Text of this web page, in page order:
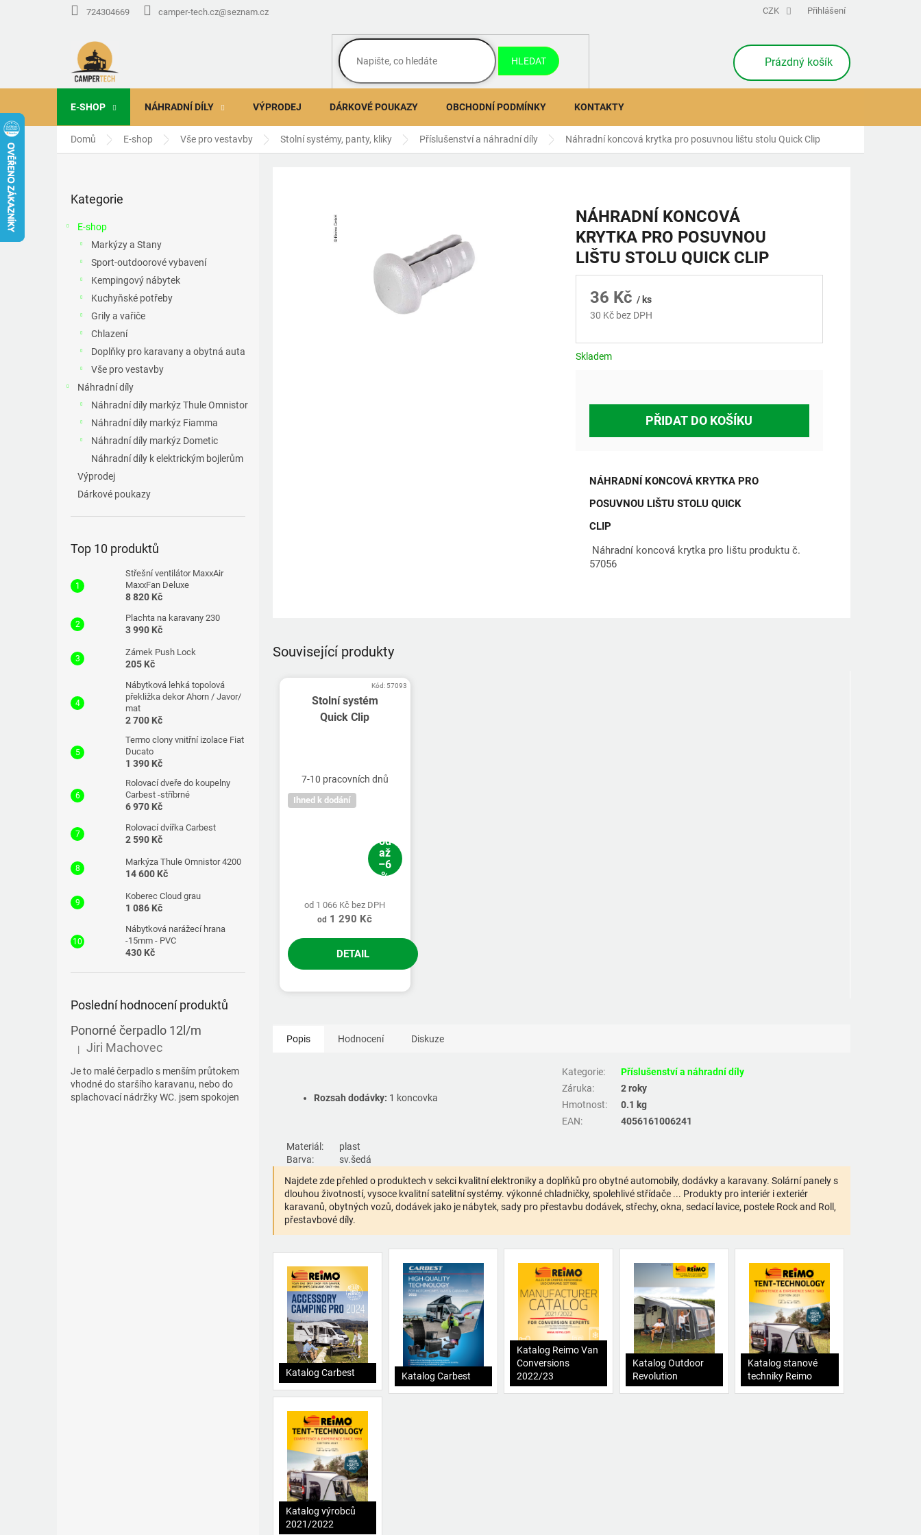
724304669 camper-tech.cz@seznam.cz CZK Přihlášení
HLEDAT
NÁKUPNÍ
KOŠÍK
Prázdný košík
E-SHOP NÁHRADNÍ DÍLY VÝPRODEJ DÁRKOVÉ POUKAZY OBCHODNÍ PODMÍNKY KONTAKTY
Domů E-shop Vše pro vestavby Stolní systémy, panty, kliky Příslušenství a náhradní díly Náhradní koncová krytka pro posuvnou lištu stolu Quick Clip
kategorie
Kategorie
E-shop
Markýzy a Stany
Sport-outdoorové vybavení
Kempingový nábytek
Kuchyňské potřeby
Grily a vařiče
Chlazení
Doplňky pro karavany a obytná auta
Vše pro vestavby
Náhradní díly
Náhradní díly markýz Thule Omnistor
Náhradní díly markýz Fiamma
Náhradní díly markýz Dometic
Náhradní díly k elektrickým bojlerům
Výprodej
Dárkové poukazy
Top 10 produktů
Střešní ventilátor MaxxAir
MaxxFan Deluxe
8 820 Kč
Plachta na karavany 230
3 990 Kč
Zámek Push Lock
205 Kč
Nábytková lehká topolová
překližka dekor Ahorn / Javor/
mat
2 700 Kč
Termo clony vnitřní izolace Fiat
Ducato
1 390 Kč
Rolovací dveře do koupelny
Carbest -stříbrné
6 970 Kč
Rolovací dvířka Carbest
2 590 Kč
Markýza Thule Omnistor 4200
14 600 Kč
Koberec Cloud grau
1 086 Kč
Nábytková narážecí hrana
-15mm - PVC
430 Kč
Poslední hodnocení produktů
Ponorné čerpadlo 12l/m
Hodnocení produktu je 5 z 5 hvězdiček.
| Jiri Machovec
Je to malé čerpadlo s menším průtokem
vhodné do staršího karavanu, nebo do
splachovací nádržky WC. jsem spokojen
NÁHRADNÍ KONCOVÁ
KRYTKA PRO POSUVNOU
LIŠTU STOLU QUICK CLIP
36 Kč / ks
30 Kč bez DPH
Skladem
PŘIDAT DO KOŠÍKU
NÁHRADNÍ KONCOVÁ KRYTKA PRO
POSUVNOU LIŠTU STOLU QUICK
CLIP
Náhradní koncová krytka pro lištu produktu č.
57056
Související produkty
Stolní systém
Quick Clip
7-10 pracovních dnů
Ihned k dodání
od
až
–6
%
od 1 066 Kč bez DPH
od 1 290 Kč
DETAIL
Kód: 57093
Popis Hodnocení Diskuze
Rozsah dodávky: 1 koncovka
Materiál:
plast
Barva:
sv.šedá
Kategorie:
Příslušenství a náhradní díly
Záruka:
2 roky
Hmotnost:
0.1 kg
EAN: 4056161006241
Najdete zde přehled o produktech v sekci kvalitní elektroniky a doplňků pro obytné automobily, dodávky a karavany. Solární panely s
dlouhou životností, vysoce kvalitní satelitní systémy. výkonné chladničky, spolehlivé střídače ... Produkty pro interiér i exteriér
karavanů, obytných vozů, dodávek jako je nábytek, sady pro přestavbu dodávek, střechy, okna, sedací lavice, postele Rock and Roll,
přestavbové díly.
Katalog Carbest Katalog Carbest
Katalog Reimo Van
Conversions
2022/23
Katalog Outdoor
Revolution
Katalog stanové
techniky Reimo
Katalog výrobců
2021/2022